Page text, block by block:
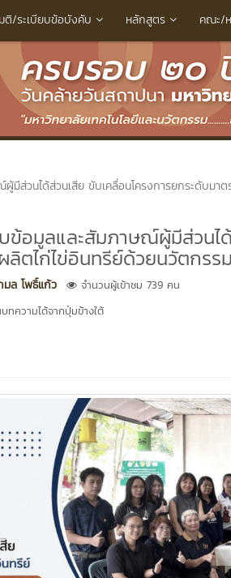
มติ/ระเบียบข้อบังคับ หลักสูตร คณะ/
ส่วนได้ส่วนเสีย ขับเคลื่อนโครงการยกระดับมา
อมูลและสัมภาษณ์ผู้มีส่วนไ
ตไก่ไข่อินทรีย์ด้วยนวัตกรรม
ล โพธิ์แก้ว
จำนวนผู้เข้าชม 739 คน
ทความได้จากปุ่มข้างใต้